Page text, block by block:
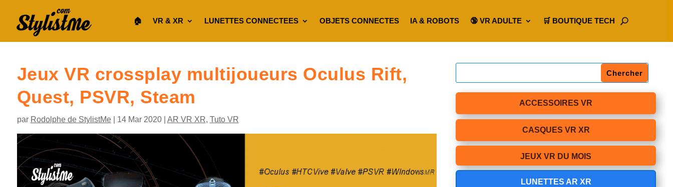
🏠︎ VR & XR LUNETTES CONNECTEES OBJETS CONNECTES IA & ROBOTS 🔞 VR ADULTE 🛒 BOUTIQUE TECH
Jeux VR crossplay multijoueurs Oculus Rift,
Quest, PSVR, Steam
par Rodolphe de StylistMe| 14 Mar 2020| AR VR XR, Tuto VR
ACCESSOIRES VR
CASQUES VR XR
JEUX VR DU MOIS
LUNETTES AR XR